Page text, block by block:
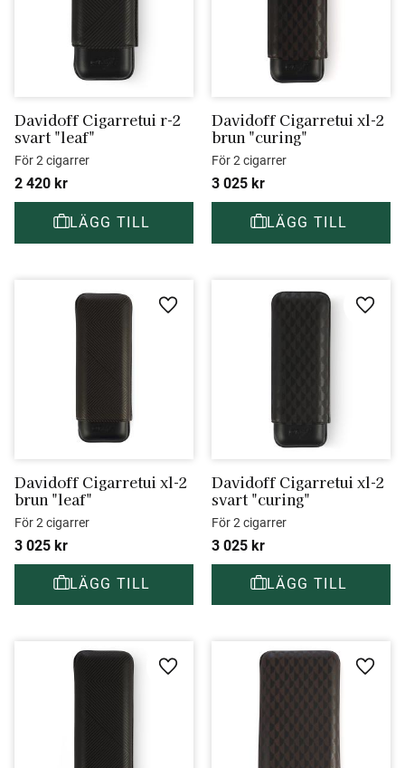
Davidoff Cigarretui r-2
svart "leaf"
För 2 cigarrer
2 420 kr
Davidoff Cigarretui xl-2
brun "curing"
För 2 cigarrer
3 025 kr
Davidoff Cigarretui xl-2
brun "leaf"
För 2 cigarrer
3 025 kr
Lägg till i favoriter
Davidoff Cigarretui xl-2
svart "curing"
För 2 cigarrer
3 025 kr
Lägg
Lägg till i favoriter Lägg